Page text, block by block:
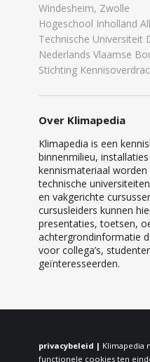
Windesheim, Zwolle
Hogeschool Inholland
Technische Universiteit
Nederlands Vlaamse
Stichting
Over Klimapedia
Klimapedia is een
binnenmilieu,
kennismateriaal
technische
en vakgerichte
cursusleiders kunnen
presentaties, toetsen,
achtergrondinformatie
voor collega’s,
geïnteresseerden.
privacybeleid | Klimapedia
functionele cookies ten